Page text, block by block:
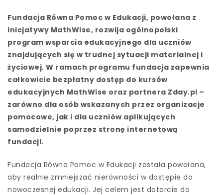
Fundacja Równa Pomoc w Edukacji, powołana z
inicjatywy MathWise, rozwija ogólnopolski
program wsparcia edukacyjnego dla uczniów
znajdujących się w trudnej sytuacji materialnej i
życiowej. W ramach programu fundacja zapewnia
całkowicie bezpłatny dostęp do kursów
edukacyjnych MathWise oraz partnera Zday.pl –
zarówno dla osób wskazanych przez organizacje
pomocowe, jak i dla uczniów aplikujących
samodzielnie poprzez stronę internetową
fundacji.
Fundacja Równa Pomoc w Edukacji została powołana,
aby realnie zmniejszać nierówności w dostępie do
nowoczesnej edukacji. Jej celem jest dotarcie do